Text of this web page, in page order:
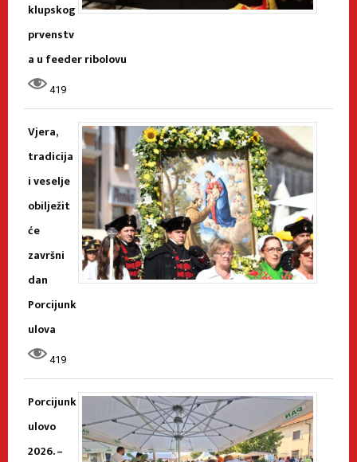
klupskog
prvenstv
a u feeder ribolovu
419
Vjera,
tradicija
i veselje
obilježit
će
završni
dan
Porcijunk
ulova
419
Porcijunk
ulovo
2026. –